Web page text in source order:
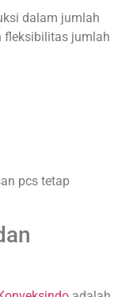
dalam jumlah
fleksibilitas jumlah
pcs tetap